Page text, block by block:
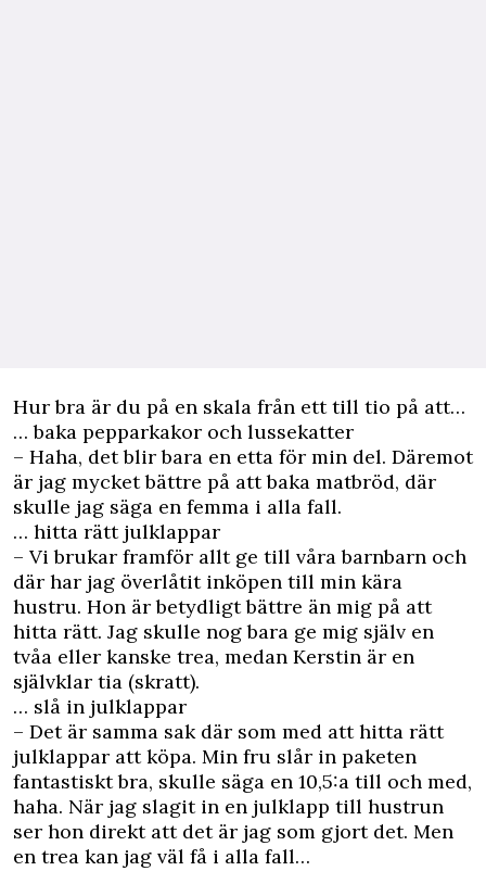
Hur bra är du på en skala från ett till tio på att…
… baka pepparkakor och lussekatter
– Haha, det blir bara en etta för min del. Däremot
är jag mycket bättre på att baka matbröd, där
skulle jag säga en femma i alla fall.
… hitta rätt julklappar
– Vi brukar framför allt ge till våra barnbarn och
där har jag överlåtit inköpen till min kära
hustru. Hon är betydligt bättre än mig på att
hitta rätt. Jag skulle nog bara ge mig själv en
tvåa eller kanske trea, medan Kerstin är en
självklar tia (skratt).
… slå in julklappar
– Det är samma sak där som med att hitta rätt
julklappar att köpa. Min fru slår in paketen
fantastiskt bra, skulle säga en 10,5:a till och med,
haha. När jag slagit in en julklapp till hustrun
ser hon direkt att det är jag som gjort det. Men
en trea kan jag väl få i alla fall…